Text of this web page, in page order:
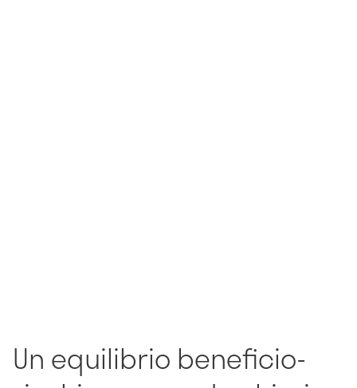
Un equilibrio beneficio-